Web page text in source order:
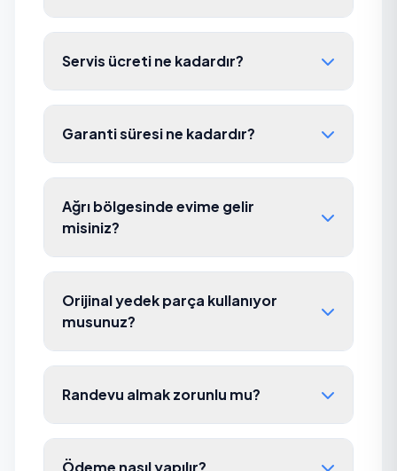
Servis ücreti ne kadardır?
Garanti süresi ne kadardır?
Ağrı bölgesinde evime gelir
misiniz?
Orijinal yedek parça kullanıyor
musunuz?
Randevu almak zorunlu mu?
Ödeme nasıl yapılır?